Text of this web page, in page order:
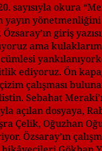
sayısıyla okura
yayın
giriş
ama
ediyoruz. Ön
çalışması
Sebahat
açılan dosyaya,
Çelik, Oğuzhan
Özsaray’ın